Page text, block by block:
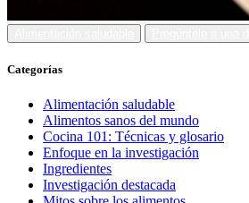
Categorías
Alimentación saludable
Alimentos sanos del mundo
Cocina 101: Técnicas y glosario
Enfoque en la investigación
Ingredientes
Investigación destacada